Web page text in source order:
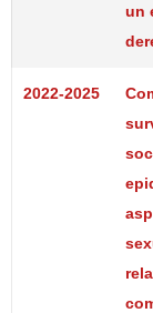
un
2022-2025